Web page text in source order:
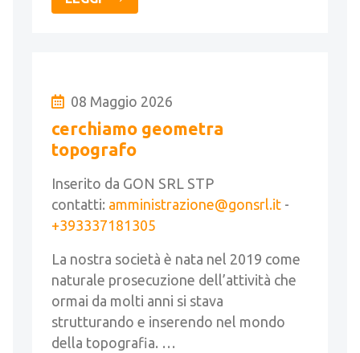
08 Maggio 2026
cerchiamo geometra
topografo
Inserito da GON SRL STP
contatti: amministrazione@gonsrl.it -
+393337181305
La nostra società è nata nel 2019 come
naturale prosecuzione dell’attività che
ormai da molti anni si stava
strutturando e inserendo nel mondo
della topografia. …